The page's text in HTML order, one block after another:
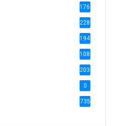
1769
2287
1947
1088
2035
0
735